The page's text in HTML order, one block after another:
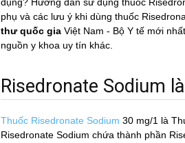
phụ và các lưu ý khi dùng thuốc
thư quốc gia Việt Nam - Bộ Y tế mới
nguồn y khoa uy tín khác.
Risedronate Sodium
Thuốc Risedronate Sodium 30 mg/1 là
Risedronate Sodium chứa thành phần